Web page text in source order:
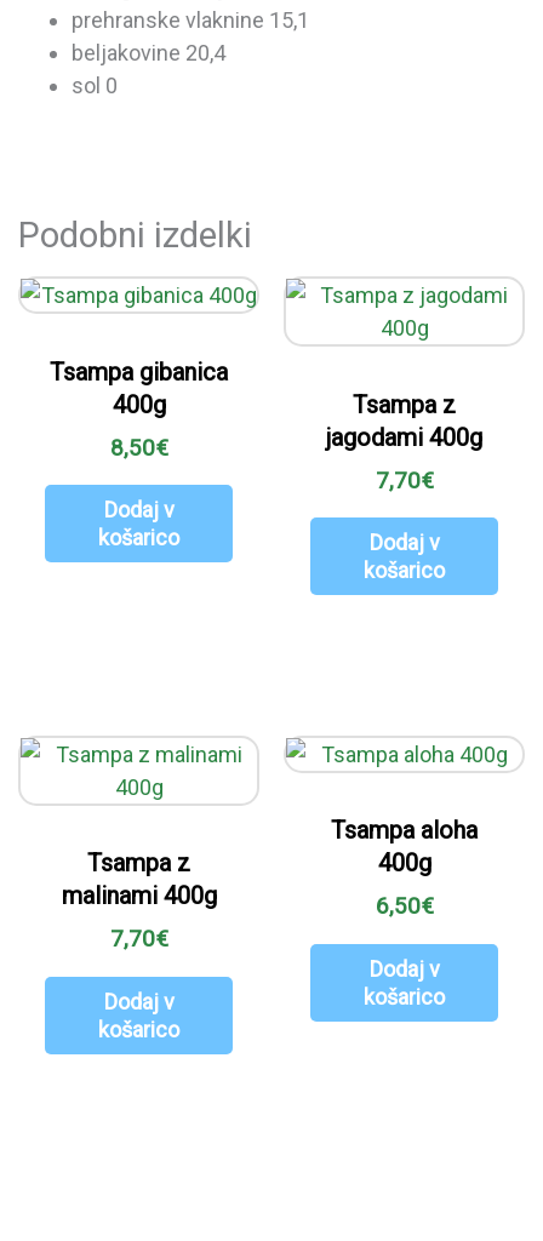
prehranske vlaknine 15,1
beljakovine 20,4
sol 0
Podobni izdelki
Tsampa gibanica
400g
8,50€
Dodaj v
košarico
Tsampa z
jagodami 400g
7,70€
Dodaj v
košarico
Tsampa z
malinami 400g
7,70€
Dodaj v
košarico
Tsampa aloha
400g
6,50€
Dodaj v
košarico